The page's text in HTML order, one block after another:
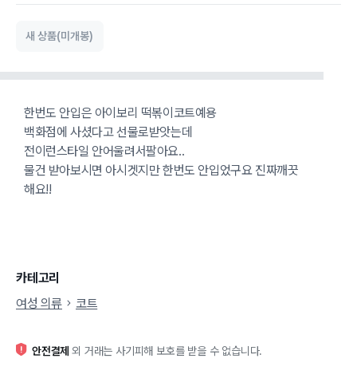
새 상품(미개봉)
한번도 안입은 아이보리 떡볶이코트예용
백화점에 사셨다고 선물로받앗는데
전이런스타일 안어울려서팔아요..
물건 받아보시면 아시겟지만 한번도 안입었구요 진짜깨끗
해요!!
카테고리
여성 의류
코트
안전결제 외 거래는 사기피해 보호를 받을 수 없습니다.